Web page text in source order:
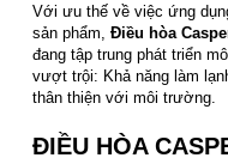
Với ưu thế về việc ứng
sản phẩm, Điều hòa
đang tập trung phát triển
vượt trội: Khả năng làm
thân thiện với môi trường.
ĐIỀU HÒA